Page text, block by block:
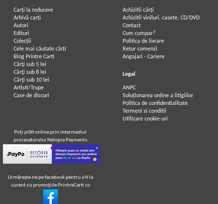
Jack London - Chemarea
strabunilor
Jack London - Chemarea
strabunilor
Carți la reducere
Arhivă carți
Autori
Edituri
Colecții
Cele mai căutate cărți
Blog Printre Carti
Cărţi sub 5 lei
Cărţi sub 8 lei
Cărţi sub 10 lei
Artiști/Trupe
Case de discuri
Achizitii cărți
Achizitii viniluri, casete, CD/DVD
Contact
Cum cumpar?
Politica de livrare
Retur comenzi
Angajari - Cariere
Legal
ANPC
Soluționarea online a litigiilor
Politica de confidentialitate
Termeni si conditii
Utilizare cookie-uri
Poţi plăti online prin intermediul
procesatorului Netopia Payments
Urmăreşte-ne pe facebook pentru a fi la
curent cu promoţiile PrintreCarti.ro